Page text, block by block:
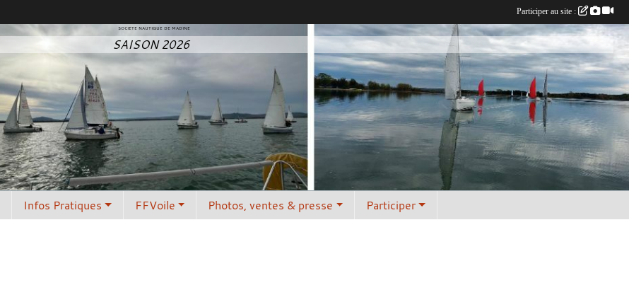
SOCIETE NAUTIQUE DE MADINE
SAISON 2026
Infos Pratiques FFVoile Photos, ventes & presse Participer
Participer au site :